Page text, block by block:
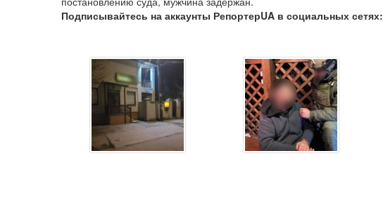
Подписывайтесь на аккаунты РепортерUA в социальных сетях: